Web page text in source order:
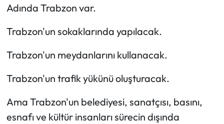
Adında Trabzon var.
Trabzon'un sokaklarında yapılacak.
Trabzon'un meydanlarını kullanacak.
Trabzon'un trafik yükünü oluşturacak.
Ama Trabzon'un belediyesi, sanatçısı, basını,
esnafı ve kültür insanları sürecin dışında